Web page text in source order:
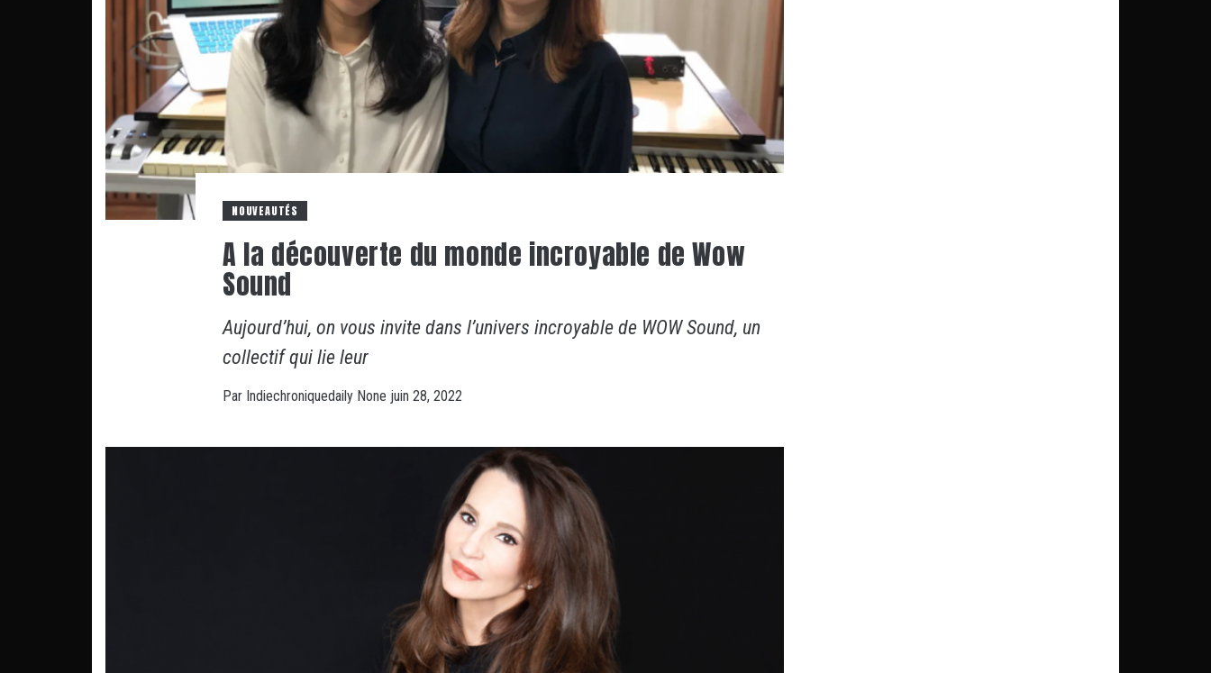
NOUVEAUTÉS
A la découverte du monde incroyable de Wow
Sound
Aujourd’hui, on vous invite dans l’univers incroyable de WOW Sound, un
collectif qui lie leur
Par Indiechroniquedaily None juin 28, 2022